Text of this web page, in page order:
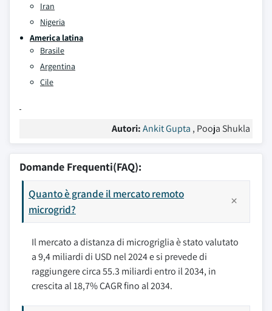
Iran
Nigeria
America latina
Brasile
Argentina
Cile
Autori:Ankit Gupta , Pooja Shukla
Domande Frequenti(FAQ):
Quanto è grande il mercato remoto
microgrid?
Il mercato a distanza di microgriglia è stato valutato
a 9,4 miliardi di USD nel 2024 e si prevede di
raggiungere circa 55.3 miliardi entro il 2034, in
crescita al 18,7% CAGR fino al 2034.